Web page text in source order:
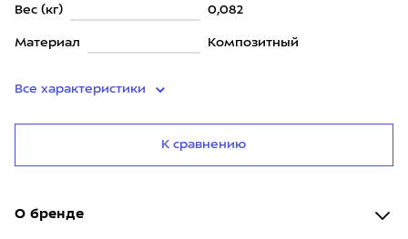
Вес (кг) 0,082
Материал Композитный
Все характеристики
К сравнению
О бренде